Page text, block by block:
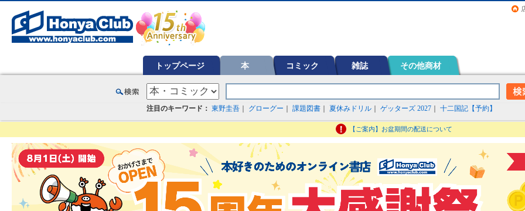
トップページ 本 コミック 雑誌 その他商材
注目のキーワード： 東野圭吾 グローグー 課題図書 夏休みドリル ゲッターズ 2027 十二国記【予約】
【ご案内】お盆期間の配送について